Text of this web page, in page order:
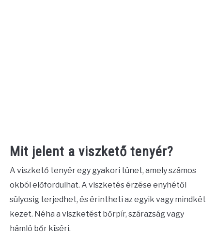
Mit jelent a viszkető tenyér?
A viszkető tenyér egy gyakori tünet, amely számos
okból előfordulhat. A viszketés érzése enyhétől
súlyosig terjedhet, és érintheti az egyik vagy mindkét
kezet. Néha a viszketést bőrpír, szárazság vagy
hámló bőr kíséri.